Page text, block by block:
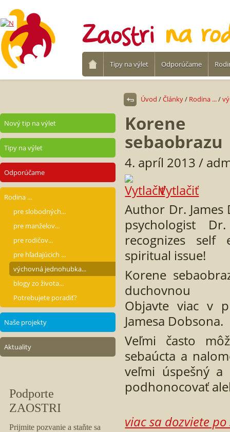
Tipy na výlet Odporúčame
Nový tip na výlet
Tipy na výlet
Odporúčame
Rodina ...
pre slobodných...
pre manželov...
pre rodičov...
pre hľadajúcich ...
výchovná jednohubka...
blogy zo života...
Potrebujete poradiť?
Naše projekty
Aktuality
Úvod /Články/ Rodina .../
Korene
sebaobrazu
4. apríl 2013 /
Vytlačiť
Author Dr.
psychologist
recognizes self
spiritual issue!
Korene
duchovnou
Objavte viac v
Jamesa Dobsona.
Veľmi často
sebaúcta a
veľmi úspešný
podhonocovať
viac sa dozviete